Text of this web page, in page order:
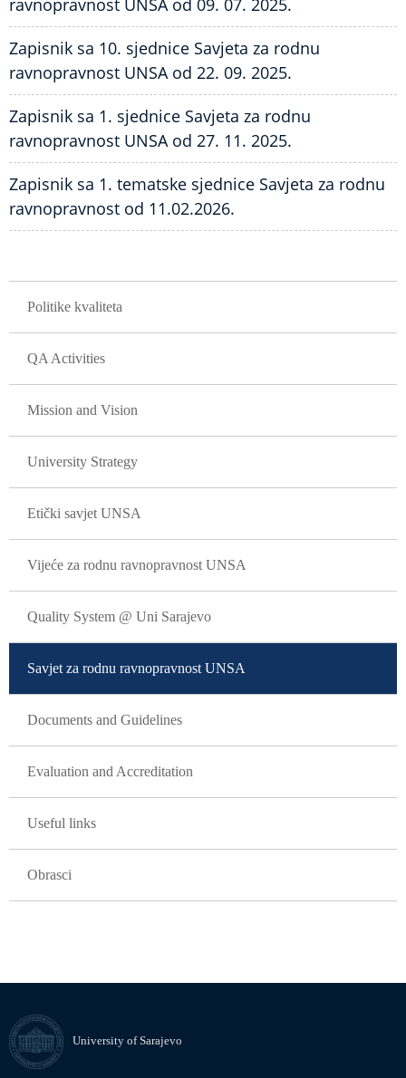
ravnopravnost UNSA od 09. 07. 2025.
Zapisnik sa 10. sjednice Savjeta za rodnu
ravnopravnost UNSA od 22. 09. 2025.
Zapisnik sa 1. sjednice Savjeta za rodnu
ravnopravnost UNSA od 27. 11. 2025.
Zapisnik sa 1. tematske sjednice Savjeta za rodnu
ravnopravnost od 11.02.2026.
Politike kvaliteta
QA Activities
Mission and Vision
University Strategy
Etički savjet UNSA
Vijeće za rodnu ravnopravnost UNSA
Quality System @ Uni Sarajevo
Savjet za rodnu ravnopravnost UNSA
Documents and Guidelines
Evaluation and Accreditation
Useful links
Obrasci
University of Sarajevo